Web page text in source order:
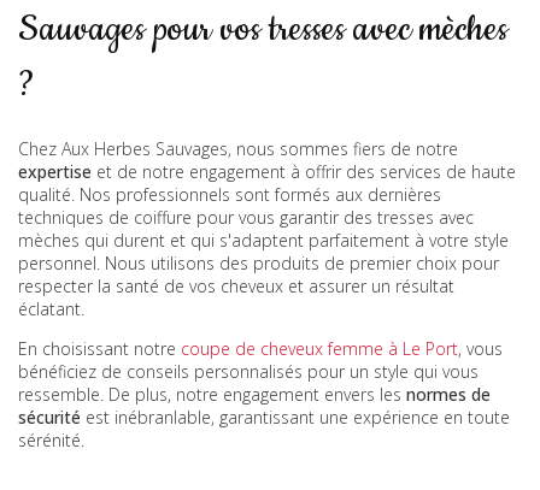
Sauvages pour vos tresses avec mèches
?
Chez Aux Herbes Sauvages, nous sommes fiers de notre
expertise et de notre engagement à offrir des services de haute
qualité. Nos professionnels sont formés aux dernières
techniques de coiffure pour vous garantir des tresses avec
mèches qui durent et qui s'adaptent parfaitement à votre style
personnel. Nous utilisons des produits de premier choix pour
respecter la santé de vos cheveux et assurer un résultat
éclatant.
En choisissant notre coupe de cheveux femme à Le Port, vous
bénéficiez de conseils personnalisés pour un style qui vous
ressemble. De plus, notre engagement envers les normes de
sécurité est inébranlable, garantissant une expérience en toute
sérénité.